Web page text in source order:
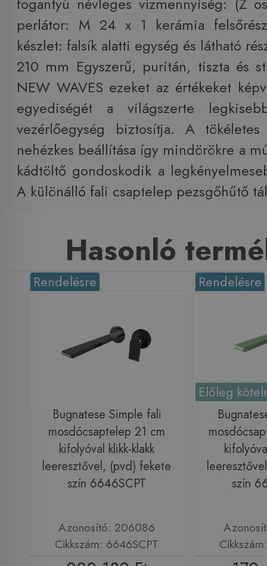
perlátor: M 24 x 1 kerámia
készlet: falsík alatti egység és látható
210 mm Egyszerű, puritán, tiszta és
NEW WAVES ezeket az értékeket
egyediségét a világszerte
vezérlőegység biztosítja. A tökéletes
nehézkes beállítása így mindörökre a
kádtöltő gondoskodik a
A különálló fali csaptelep pezsgőhűtő
Hasonló
Rendelésre
Bugnatese Simple fali
mosdócsaptelep 21 cm
kifolyóval klikk-klakk
leeresztővel, (pvd) fekete
szín 6646SCPT
Azonosító: 206086
Cikkszám: 6646SCPT
Rendelésre
Előleg
szín